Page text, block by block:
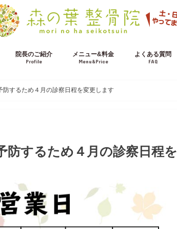
院長のご紹介
Profile
メニュー&料金
Menu&Price
よくある質問
FAQ
防するため４月の診察日程を変更します
防するため４月の診察日程を